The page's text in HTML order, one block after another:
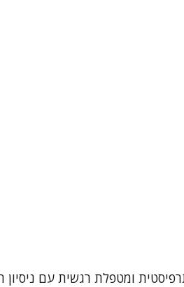
ומטפלת רגשית עם